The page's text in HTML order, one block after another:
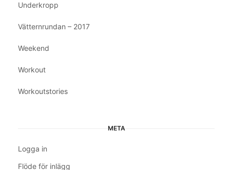
Underkropp
Vätternrundan – 2017
Weekend
Workout
Workoutstories
META
Logga in
Flöde för inlägg